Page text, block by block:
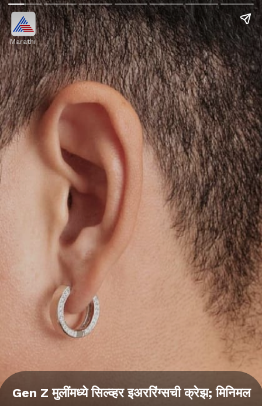
Marathi
Gen Z मुलींमध्ये सिल्व्हर इअररिंग्सची क्रेझ; मिनिमल